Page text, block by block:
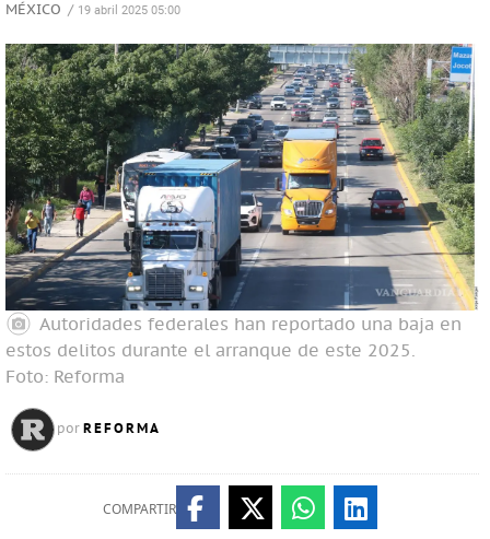
MÉXICO / 19 abril 2025 05:00
Autoridades federales han reportado una baja en
estos delitos durante el arranque de este 2025.
Foto: Reforma
por REFORMA
COMPARTIR